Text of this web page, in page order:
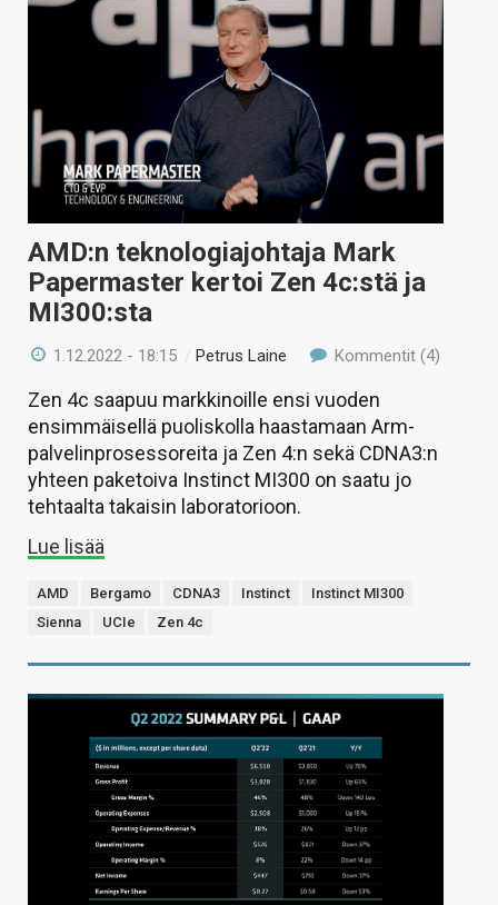
AMD:n teknologiajohtaja Mark
Papermaster kertoi Zen 4c:stä ja
MI300:sta
1.12.2022 - 18:15 /Petrus Laine Kommentit (4)
Zen 4c saapuu markkinoille ensi vuoden
ensimmäisellä puoliskolla haastamaan Arm-
palvelinprosessoreita ja Zen 4:n sekä CDNA3:n
yhteen paketoiva Instinct MI300 on saatu jo
tehtaalta takaisin laboratorioon.
Lue lisää
AMD Bergamo CDNA3 Instinct
Instinct MI300
Sienna
UCIe Zen 4c